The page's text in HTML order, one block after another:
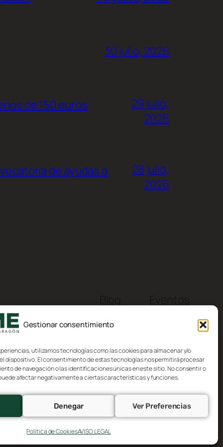
Gestionar consentimiento
utilizamos tecnologías como las cookies para almacenar y/o
dispositivo. El consentimiento de estas tecnologías nos permitirá procesar
de navegación o las identificaciones únicas en este sitio. No consentir o
afectar negativamente a ciertas características y funciones.
Denegar Ver Preferencias
Política de CookiesAVISO LEGAL
30 julio, 2026
de 150 euros
29 julio,
2026
de ayudas a
28 julio,
2026
FAQs
Autores
Temas
Diseñado conWordPress